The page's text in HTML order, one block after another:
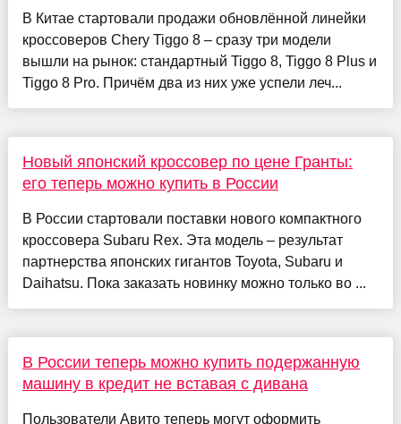
В Китае стартовали продажи обновлённой линейки
кроссоверов Chery Tiggo 8 – сразу три модели
вышли на рынок: стандартный Tiggo 8, Tiggo 8 Plus и
Tiggo 8 Pro. Причём два из них уже успели леч...
Новый японский кроссовер по цене Гранты:
его теперь можно купить в России
В России стартовали поставки нового компактного
кроссовера Subaru Rex. Эта модель – результат
партнерства японских гигантов Toyota, Subaru и
Daihatsu. Пока заказать новинку можно только во ...
В России теперь можно купить подержанную
машину в кредит не вставая с дивана
Пользователи Авито теперь могут оформить